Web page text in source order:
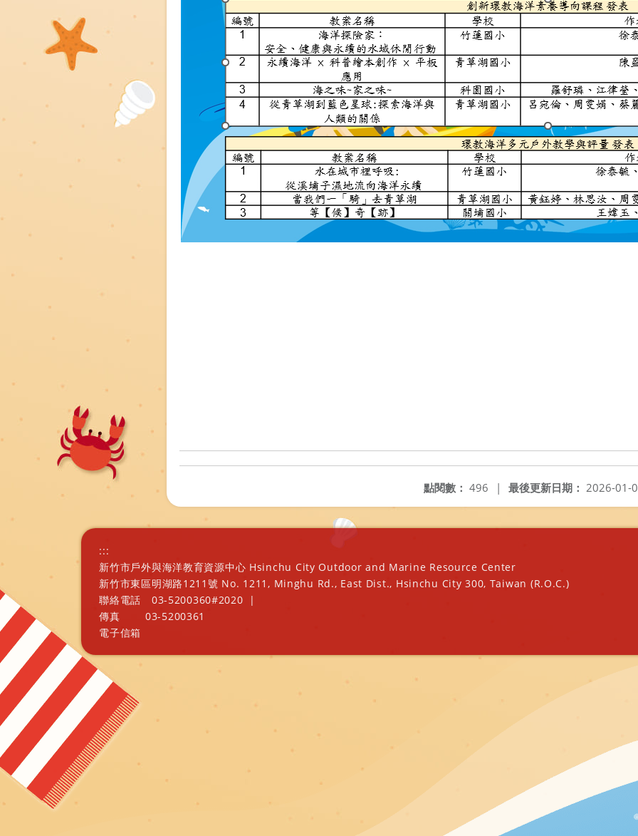
最後更新日期： 2026-01-
點閱數： 496 |
:::
新竹市戶外與海洋教育資源中心 Hsinchu City Outdoor and Marine Resource Center
新竹市東區明湖路1211號 No. 1211, Minghu Rd., East Dist., Hsinchu City 300, Taiwan (R.O.C.)
聯絡電話
03-5200360#2020
|
傳真
03-5200361
電子信箱